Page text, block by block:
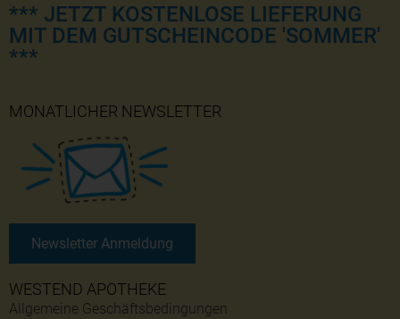
*** JETZT KOSTENLOSE LIEFERUNG
MIT DEM GUTSCHEINCODE 'SOMMER'
***
WESTEND APOTHEKE
Allgemeine Geschäftsbedingungen
MONATLICHER NEWSLETTER
Newsletter Anmeldung